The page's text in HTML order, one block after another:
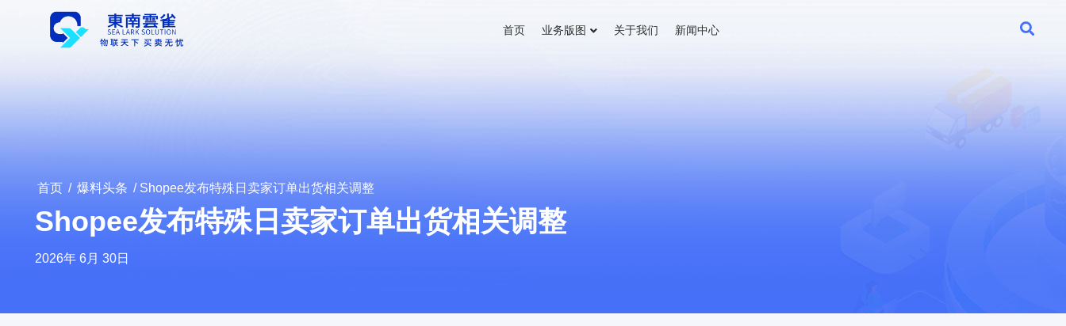
首页 业务版图 关于我们 新闻中心
首页 / 爆料头条 / Shopee发布特殊日卖家订单出货相关调整
Shopee发布特殊日卖家订单出货相关调整
2026年 6月 30日